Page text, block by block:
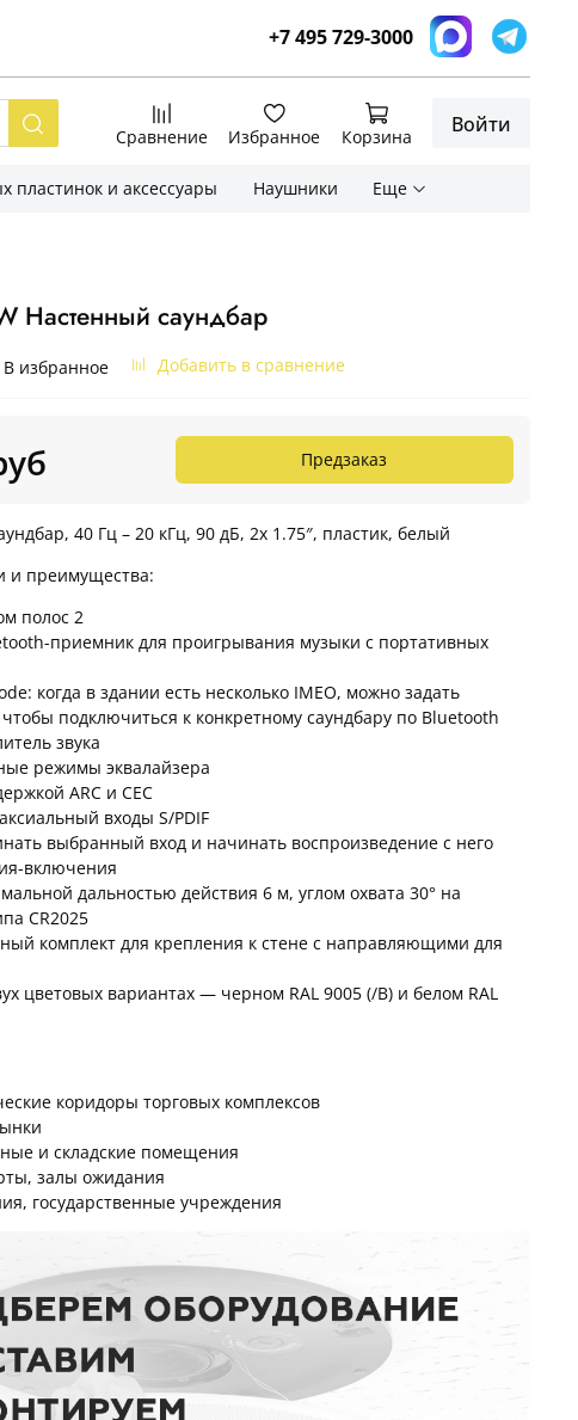
+7 495 729-3000
Сравнение Избранное Корзина Войти
пластинок и аксессуары Наушники Еще
Настенный саундбар
В избранное Добавить в сравнение
Предзаказ
40 Гц – 20 кГц, 90 дБ, 2х 1.75″, пластик, белый
и преимущества:
полос 2
приемник для проигрывания музыки с портативных
когда в здании есть несколько IMEO, можно задать
подключиться к конкретному саундбару по Bluetooth
звука
режимы эквалайзера
ARC и CEC
входы S/PDIF
выбранный вход и начинать воспроизведение с него
включения
дальностью действия 6 м, углом охвата 30° на
CR2025
комплект для крепления к стене с направляющими для
цветовых вариантах — черном RAL 9005 (/B) и белом RAL
коридоры торговых комплексов
и складские помещения
залы ожидания
государственные учреждения